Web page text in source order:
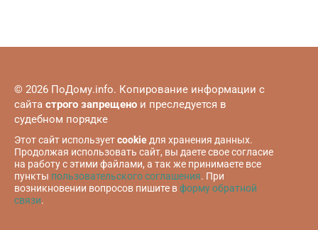
© 2026 ПоДому.info. Копирование информации с
сайта строго запрещено и преследуется в
судебном порядке
Этот сайт используетcookie для хранения данных.
Продолжая использовать сайт, вы даете свое согласие
на работу с этими файлами, а так же принимаете все
пункты пользовательского соглашения. При
возникновении вопросов пишите вформу обратной
связи.